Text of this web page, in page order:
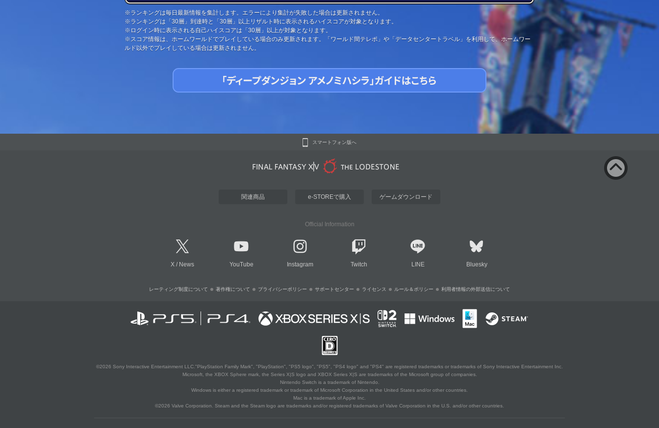
※ランキングは毎日最新情報を集計します。エラーにより集計が失敗した場合は更新されません。
※ランキングは「30層」到達時と「30層」以上リザルト時に表示されるハイスコアが対象となります。
※ログイン時に表示される自己ハイスコアは「30層」以上が対象となります。
※スコア情報は、ホームワールドでプレイしている場合のみ更新されます。「ワールド間テレポ」や「データセンタートラベル」を利用して、ホームワー
ルド以外でプレイしている場合は更新されません。
スマートフォン版へ
関連商品 e-STOREで購入 ゲームダウンロード
Official Information
X / News YouTube Instagram Twitch LINE Bluesky
レーティング制度について 著作権について プライバシーポリシー サポートセンター ライセンス ルール＆ポリシー 利用者情報の外部送信について
©2026 Sony Interactive Entertainment LLC."PlayStation Family Mark", "PlayStation", "PS5 logo", "PS5", "PS4 logo" and "PS4" are registered trademarks or trademarks of Sony Interactive Entertainment Inc.
Microsoft, the XBOX Sphere mark, the Series X|S logo and XBOX Series X|S are trademarks of the Microsoft group of companies.
Nintendo Switch is a trademark of Nintendo.
Windows is either a registered trademark or trademark of Microsoft Corporation in the United States and/or other countries.
Mac is a trademark of Apple Inc.
©2026 Valve Corporation. Steam and the Steam logo are trademarks and/or registered trademarks of Valve Corporation in the U.S. and/or other countries.